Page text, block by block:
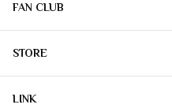
FAN CLUB
STORE
LINK